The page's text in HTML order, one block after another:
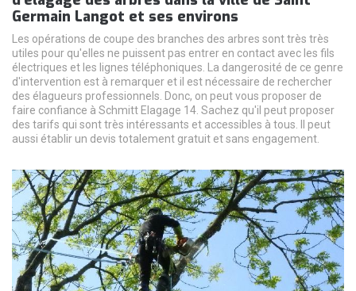
Germain Langot et ses environs
Les opérations de coupe des branches des arbres sont très très
utiles pour qu'elles ne puissent pas entrer en contact avec les fils
électriques et les lignes téléphoniques. La dangerosité de ce genre
d'intervention est à remarquer et il est nécessaire de rechercher
des élagueurs professionnels. Donc, on peut vous proposer de
faire confiance à Schmitt Elagage 14. Sachez qu'il peut proposer
des tarifs qui sont très intéressants et accessibles à tous. Il peut
aussi établir un devis totalement gratuit et sans engagement.